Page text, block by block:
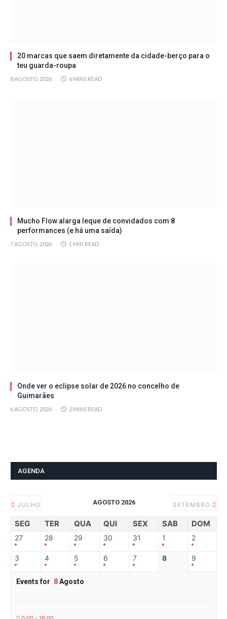
20 marcas que saem diretamente da cidade-berço para o
teu guarda-roupa
8 AGOSTO, 2026 6 MINS READ
Mucho Flow alarga leque de convidados com 8
performances (e há uma saída)
7 AGOSTO, 2026 1 MIN READ
Onde ver o eclipse solar de 2026 no concelho de
Guimarães
6 AGOSTO, 2026 2 MINS READ
AGENDA
JULHO AGOSTO 2026 SETEMBRO
SEG TER QUA QUI SEX SAB DOM
27 28 29 30 31 1 2
3 4 5 6 7 8 9
Events for 8Agosto